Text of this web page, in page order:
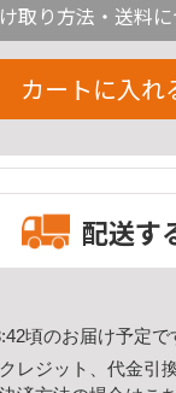
取り方法・送料
カートに入れ
配送す
頃のお届け予定で
レジット、代金引